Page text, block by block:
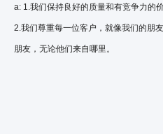
a: 1.我们保持良好的质量和有竞争力的
2.我们尊重每一位客户，就像我们的朋
朋友，无论他们来自哪里。